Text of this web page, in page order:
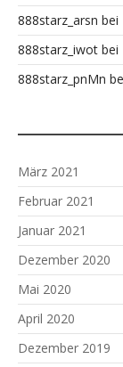
888starz_arsn bei
888starz_iwot bei
888starz_pnMn
März 2021
Februar 2021
Januar 2021
Dezember 2020
Mai 2020
April 2020
Dezember 2019